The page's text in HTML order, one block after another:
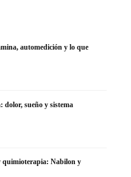
automedición y lo que
sueño y sistema
quimioterapia: Nabilon y